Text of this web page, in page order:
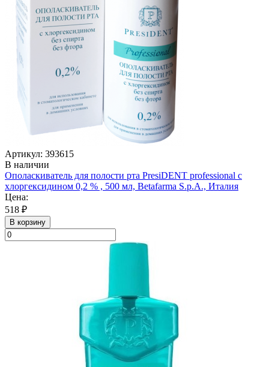
Артикул: 393615
В наличии
Ополаскиватель для полости рта PresiDENT professional с
хлоргексидином 0,2 % , 500 мл, Betafarma S.p.A., Италия
Цена:
518 ₽
В корзину